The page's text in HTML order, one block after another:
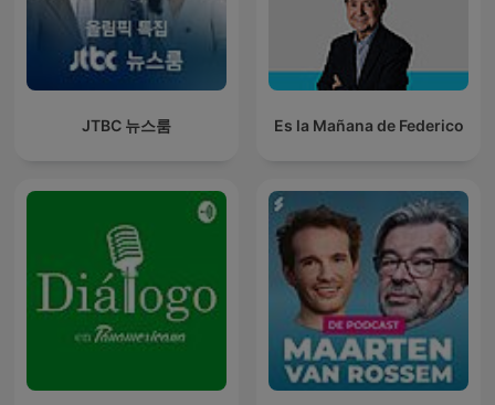
JTBC 뉴스룸 Es la Mañana de Federico